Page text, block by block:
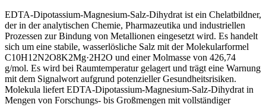
EDTA-Dipotassium-Magnesium-Salz-Dihydrat ist ein Chelatbildner,
der in der analytischen Chemie, Pharmazeutika und industriellen
Prozessen zur Bindung von Metallionen eingesetzt wird. Es handelt
sich um eine stabile, wasserlösliche Salz mit der Molekularformel
C10H12N2O8K2Mg·2H2O und einer Molmasse von 426,74
g/mol. Es wird bei Raumtemperatur gelagert und trägt eine Warnung
mit dem Signalwort aufgrund potenzieller Gesundheitsrisiken.
Molekula liefert EDTA-Dipotassium-Magnesium-Salz-Dihydrat in
Mengen von Forschungs- bis Großmengen mit vollständiger